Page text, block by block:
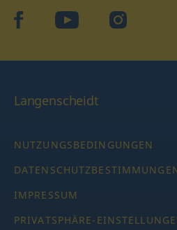
facebookYouTube Instagram
Langenscheidt
NUTZUNGSBEDINGUNGEN
IMPRESSUM
PRIVATSPHÄRE-